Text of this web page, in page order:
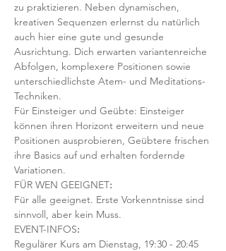
zu praktizieren. Neben dynamischen,
kreativen Sequenzen erlernst du natürlich
auch hier eine gute und gesunde
Ausrichtung. Dich erwarten variantenreiche
Abfolgen, komplexere Positionen sowie
unterschiedlichste Atem- und Meditations-
Techniken.
Für Einsteiger und Geübte: Einsteiger
können ihren Horizont erweitern und neue
Positionen ausprobieren, Geübtere frischen
ihre Basics auf und erhalten fordernde
Variationen.
FÜR WEN GEEIGNET:
Für alle geeignet. Erste Vorkenntnisse sind
sinnvoll, aber kein Muss.
EVENT-INFOS:
Regulärer Kurs am Dienstag, 19:30 - 20:45